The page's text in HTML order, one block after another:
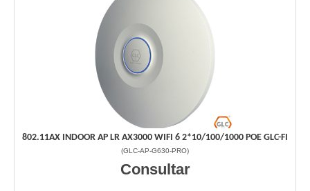
802.11AX INDOOR AP LR AX3000 WIFI 6 2*10/100/1000 POE GLC-FI
(GLC-AP-G630-PRO)
Consultar